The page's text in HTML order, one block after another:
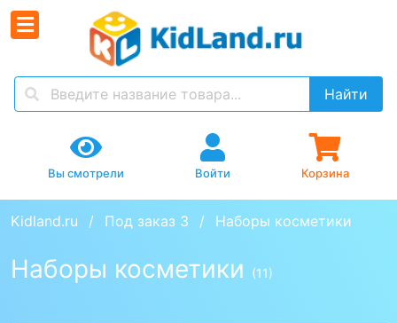
Найти
Вы смотрели Войти Корзина
Kidland.ru Под заказ 3 Наборы косметики
Наборы косметики (11)